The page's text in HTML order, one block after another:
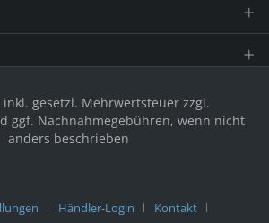
gesetzl. Mehrwertsteuer zzgl.
ggf. Nachnahmegebühren, wenn nicht
anders beschrieben
Händler-Login Kontakt